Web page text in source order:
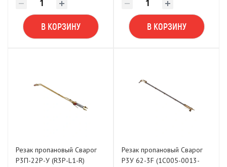
В КОРЗИНУ В КОРЗИНУ
Резак пропановый Сварог
Р3П-22Р-У (R3P-L1-R)
Резак пропановый Сварог
Р3У 62-3F (1C005-0013-